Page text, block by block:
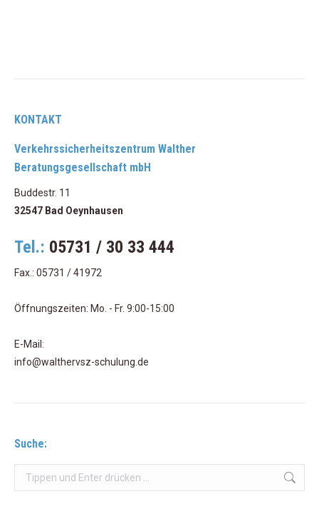
KONTAKT
Verkehrssicherheitszentrum Walther
Beratungsgesellschaft mbH
Buddestr. 11
32547 Bad Oeynhausen
Tel.: 05731 / 30 33 444
Fax.: 05731 / 41972
Öffnungszeiten: Mo. - Fr. 9:00-15:00
E-Mail:
info@walthervsz-schulung.de
Suche:
Search: